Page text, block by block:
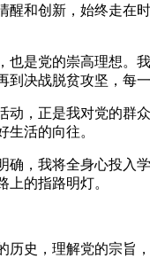
和创新，始终走在
是党的崇高理想。
决战脱贫攻坚，每
，正是我对党的群
活的向往。
，我将全身心投入
的指路明灯。
史，理解党的宗旨